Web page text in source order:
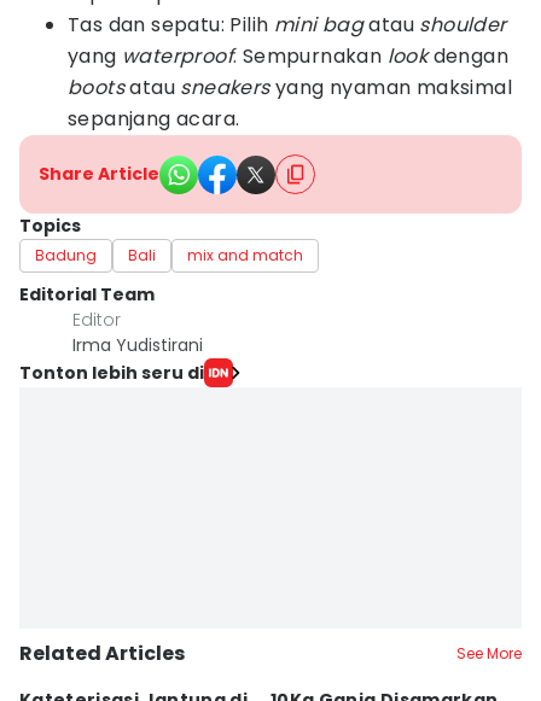
Tas dan sepatu: Pilih mini bagatau shoulder
yang waterproof. Sempurnakan lookdengan
bootsatau sneakersyang nyaman maksimal
sepanjang acara.
Share Article
Topics
Badung Bali mix and match
Editorial Team
Editor
Irma Yudistirani
Tonton lebih seru di
Related Articles See More